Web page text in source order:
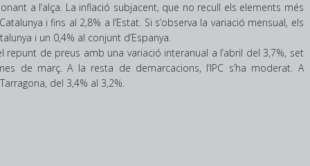
a l’alça. La inflació subjacent, que no recull els elements més
i fins al 2,8% a l’Estat. Si s’observa la variació mensual, els
i un 0,4% al conjunt d’Espanya.
repunt de preus amb una variació interanual a l’abril del 3,7%, set
de març. A la resta de demarcacions, l’IPC s’ha moderat. A
del 3,4% al 3,2%.